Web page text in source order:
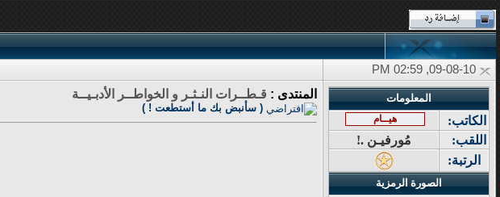
المعلومات
الكاتب: هيــام
اللقب:
مُورفيـن .!
الرتبة:
الصورة الرمزية
المنتدى : قـطــرات النـثـر و الخواطــر الأدبـيــة
( سأنبض بك ما أستطعت ! )